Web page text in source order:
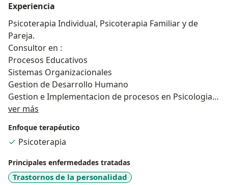
Experiencia
Psicoterapia Individual, Psicoterapia Familiar y de
Pareja.
Consultor en :
Procesos Educativos
Sistemas Organizacionales
Gestion de Desarrollo Humano
Gestion e Implementacion de procesos en Psicologia
de Desastres.
ver más
Enfoque terapéutico
Psicoterapia
Principales enfermedades tratadas
Trastornos de la personalidad